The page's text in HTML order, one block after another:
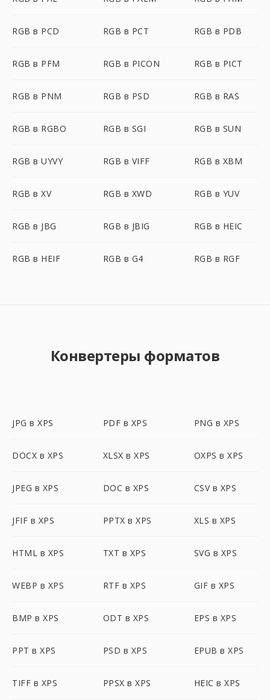
RGB в PCD RGB в PCT RGB в PDB
RGB в PFM RGB в PICON RGB в PICT
RGB в PNM RGB в PSD RGB в RAS
RGB в RGBO RGB в SGI RGB в SUN
RGB в UYVY RGB в VIFF RGB в XBM
RGB в XV RGB в XWD RGB в YUV
RGB в JBG RGB в JBIG RGB в HEIC
RGB в HEIF RGB в G4 RGB в RGF
Конвертеры форматов
JPG в XPS PDF в XPS PNG в XPS
DOCX в XPS XLSX в XPS OXPS в XPS
JPEG в XPS DOC в XPS CSV в XPS
JFIF в XPS PPTX в XPS XLS в XPS
HTML в XPS TXT в XPS SVG в XPS
WEBP в XPS RTF в XPS GIF в XPS
BMP в XPS ODT в XPS EPS в XPS
PPT в XPS PSD в XPS EPUB в XPS
TIFF в XPS PPSX в XPS HEIC в XPS